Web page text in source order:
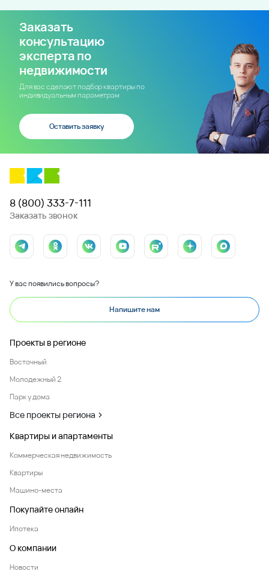
Заказать
консультацию
эксперта по
недвижимости
Для вас сделают подбор квартиры по
индивидуальным параметрам
Оставить заявку
8 (800) 333-7-111
Заказать звонок
У вас появились вопросы?
Напишите нам
Проекты в регионе
Восточный
Молодежный 2
Парк у дома
Все проекты региона
Квартиры и апартаменты
Коммерческая недвижимость
Квартиры
Машино-места
Покупайте онлайн
Ипотека
О компании
Новости